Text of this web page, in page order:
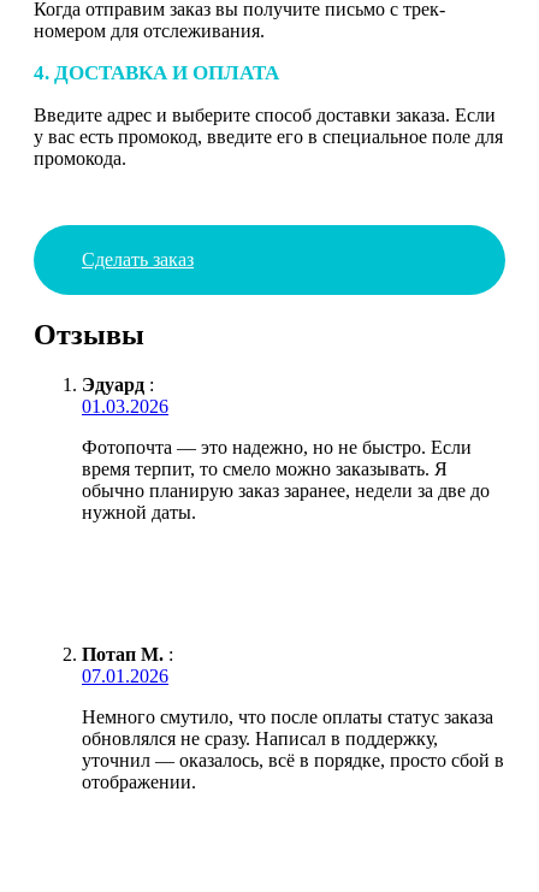
Когда отправим заказ вы получите письмо с трек-
номером для отслеживания.
4. ДОСТАВКА И ОПЛАТА
Введите адрес и выберите способ доставки заказа. Если
у вас есть промокод, введите его в специальное поле для
промокода.
Сделать заказ
Отзывы
Эдуард :
01.03.2026
Фотопочта — это надежно, но не быстро. Если
время терпит, то смело можно заказывать. Я
обычно планирую заказ заранее, недели за две до
нужной даты.
Потап М. :
07.01.2026
Немного смутило, что после оплаты статус заказа
обновлялся не сразу. Написал в поддержку,
уточнил — оказалось, всё в порядке, просто сбой в
отображении.